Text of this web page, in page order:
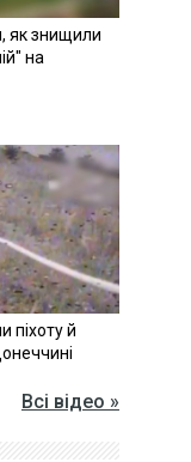
як знищили
на
піхоту й
Всі відео »